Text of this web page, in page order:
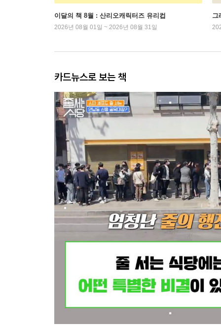
이달의 책 8월 : 산리오캐릭터즈 유리컵
2026년 08월 01일 ~ 2026년 08월 31일
그
카드뉴스로 보는 책